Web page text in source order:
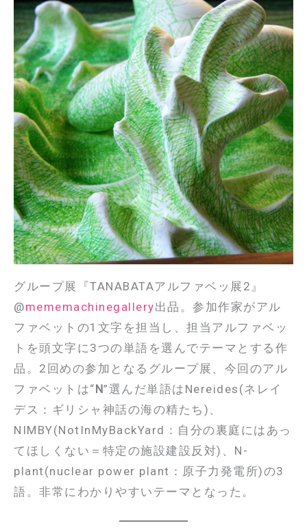
グループ展『TANABATAアルファベッ展2』
@mememachinegallery出品。参加作家がアル
ファベットの1文字を担当し、担当アルファベッ
トを頭文字に3つの単語を選んでテーマとする作
品。2回めの参加となるグループ展、今回のアル
ファベットは“N”選んだ単語はNereides(ネレイ
デス：ギリシャ神話の海の精たち)、
NIMBY(NotInMyBackYard：自分の裏庭にはあっ
てほしくない＝特定の施設建設反対)、N-
plant(nuclear power plant：原子力発電所)の3
語。非常にわかりやすいテーマとなった。